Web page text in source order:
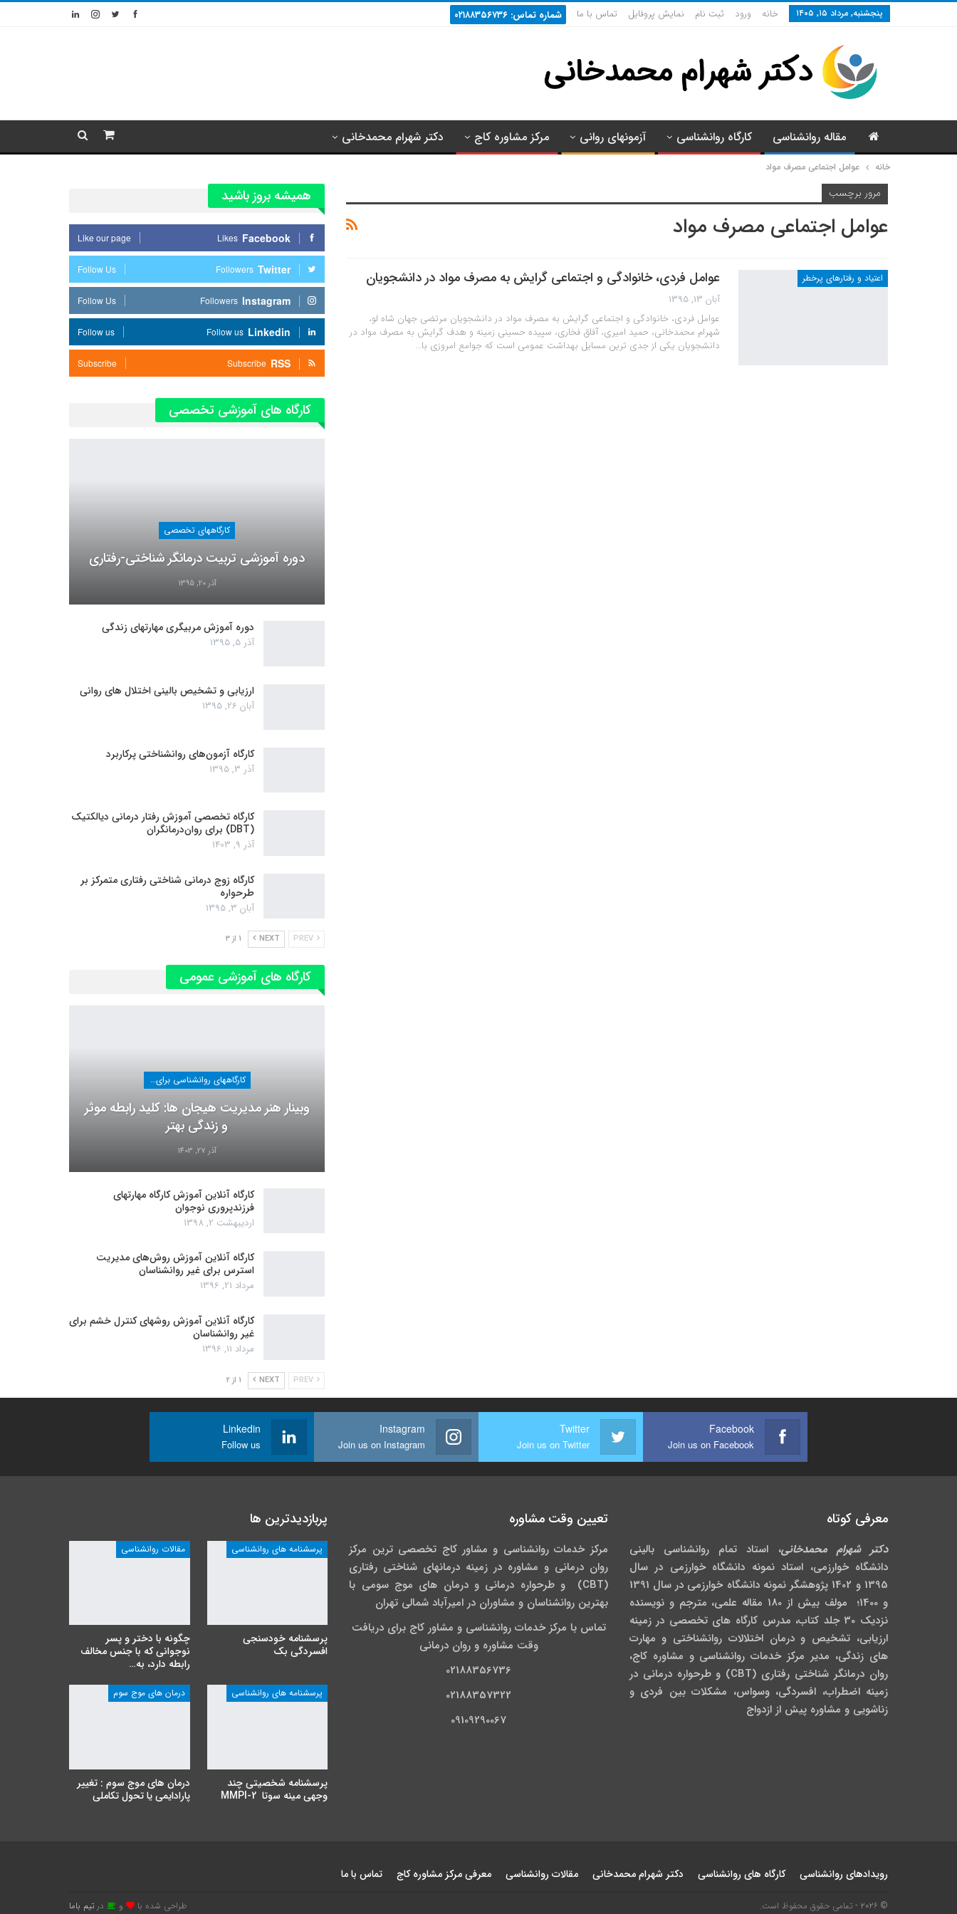
پنجشنبه, مرداد ۱۵, ۱۴۰۵ خانه ورود ثبت نام نمایش پروفایل تماس با ما شماره تماس: ۰۲۱۸۸۳۵۶۷۳۶
مقاله روانشناسی کارگاه روانشناسی آزمونهای روانی مرکز مشاوره کاج دکتر شهرام محمدخانی
خانه عوامل اجتماعی مصرف مواد
مرور برچسب
عوامل اجتماعی مصرف مواد
اعتیاد و رفتارهای پرخطر عوامل فردی، خانوادگی و اجتماعی گرایش به مصرف مواد در دانشجویان
آبان 13, 1395
عوامل فردی، خانوادگی و اجتماعی گرایش به مصرف مواد در دانشجویان مرتضی جهان شاه لو،
شهرام محمدخانی، حمید امیری، آفاق فخاری، سپیده حسینی زمینه و هدف گرایش به مصرف مواد در
دانشجویان یکی از جدی ترین مسایل بهداشت عمومی است که جوامع امروزی با…
همیشه بروز باشید
Facebook
Likes
Like our page
Twitter
Followers
Follow Us
Instagram
Followers
Follow Us
Linkedin
Follow us
Follow us
RSS
Subscribe
Subscribe
کارگاه های آموزشی تخصصی
کارگاههای تخصصی
دوره آموزشی تربیت درمانگر شناختی-رفتاری
آذر 20, 1395
دوره آموزش مربیگری مهارتهای زندگی
آذر 5, 1395
ارزیابی و تشخیص بالینی اختلال های روانی
آبان 26, 1395
کارگاه آزمون‌های روانشناختی پرکاربرد
آذر 3, 1395
کارگاه تخصصی آموزش رفتار درمانی دیالکتیک
(DBT) برای روان‌درمانگران
آذر 9, 1403
کارگاه زوج‌ درمانی شناختی رفتاری متمرکز بر
طرحواره
آبان 3, 1395
NEXT 1 از 3
کارگاه های آموزشی عمومی
کارگاههای روانشناسی برای عموم
وبینار هنر مدیریت هیجان ها: کلید رابطه موثر
و زندگی بهتر
آذر 27, 1403
کارگاه آنلاین آموزش کارگاه مهارتهای
فرزندپروری نوجوان
اردیبهشت 2, 1398
کارگاه آنلاین آموزش روش‌های مدیریت
استرس برای غیر روانشناسان
مرداد 21, 1396
کارگاه آنلاین آموزش روشهای کنترل خشم برای
غیر روانشناسان
مرداد 11, 1396
NEXT 1 از 2
Facebook
Join us on Facebook
Twitter
Join us on Twitter
Instagram
Join us on Instagram
Linkedin
Follow us
معرفی کوتاه
دکتر شهرام محمدخانی، استاد تمام روانشناسی بالینی
دانشگاه خوارزمی، استاد نمونه دانشگاه خوارزمی در سال
1395 و 1402 پژوهشگر نمونه دانشگاه خوارزمی در سال 1391
و 1400؛ مولف بیش از 180 مقاله علمی، مترجم و نویسنده
نزدیک 30 جلد کتاب، مدرس کارگاه­ های تخصصی در زمینه
ارزیابی، تشخیص و درمان اختلالات روانشناختی و مهارت
های زندگی، مدیر مرکز خدمات روانشناسی و مشاوره کاج،
روان­ درمانگر شناختی رفتاری (CBT) و طرحواره درمانی در
زمینه اضطراب، افسردگی، وسواس، مشکلات بین فردی و
زناشویی و مشاوره پیش از ازدواج
تعیین وقت مشاوره
مرکز خدمات روانشناسی و مشاور کاج تخصصی‏ ترین مرکز
روان درمانی و مشاوره در زمینه درمان‏های شناختی رفتاری
(CBT) و طرحواره درمانی و درمان های موج سومی با
بهترین روانشناسان و مشاوران در امیرآباد شمالی تهران
تماس با مرکز خدمات روانشناسی و مشاور کاج برای دریافت
وقت مشاوره و روان درمانی
02188356736
02188357322
09109290067
پربازدیدترین ها
پرسشنامه های روانشناسی
پرسشنامه خودسنجی
افسردگی بک
مقالات روانشناسی
چگونه با دختر و پسر
نوجوانی که با جنس مخالف
رابطه دارد، به…
پرسشنامه های روانشناسی
پرسشنامه شخصیتی چند
وجهی مینه سوتا MMPI-2
درمان های موج سوم
درمان های موج سوم : تغییر
پارادایمی یا تحول تکاملی
رویدادهای روانشناسی کارگاه های روانشناسی دکتر شهرام محمدخانی مقالات روانشناسی معرفی مرکز مشاوره کاج تماس با ما
© 2026 - تمامی حقوق محفوظ است. طراحی شده با و در تیم باما